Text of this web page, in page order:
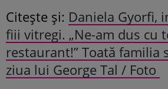
Citește și: Daniela Gyorfi,
fiii vitregi. „Ne-am dus cu
restaurant!” Toată familia
ziua lui George Tal / Foto